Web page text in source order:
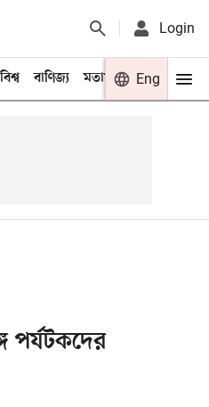
Login
বিশ্ব বাণিজ্য মতামত খেলা
Eng
পর্যটকদের